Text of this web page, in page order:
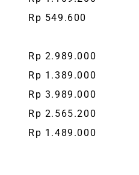
Rp 549.600
Rp 2.989.000
Rp 1.389.000
Rp 3.989.000
Rp 2.565.200
Rp 1.489.000